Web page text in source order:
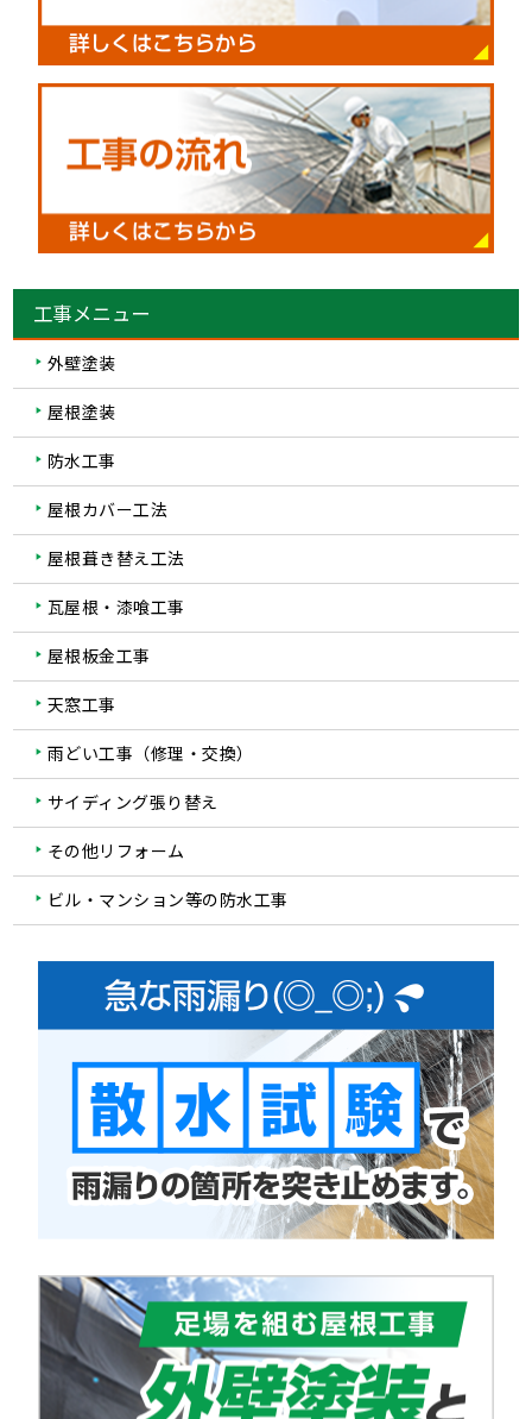
工事メニュー
外壁塗装
屋根塗装
防水工事
屋根カバー工法
屋根葺き替え工法
瓦屋根・漆喰工事
屋根板金工事
天窓工事
雨どい工事（修理・交換）
サイディング張り替え
その他リフォーム
ビル・マンション等の防水工事